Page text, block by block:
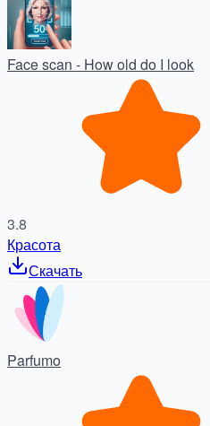
Face scan - How old do I look
3.8
Красота
Скачать
Parfumo